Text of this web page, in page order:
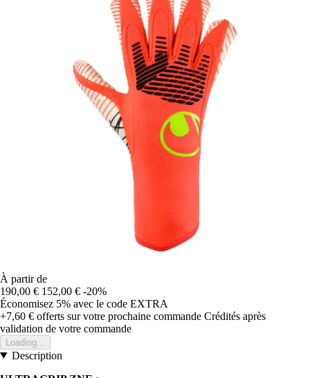
À partir de
190,00 € 152,00 € -20%
Économisez 5% avec le code EXTRA
+7,60 € offerts sur votre prochaine commande Crédités après
validation de votre commande
Loading...
Description